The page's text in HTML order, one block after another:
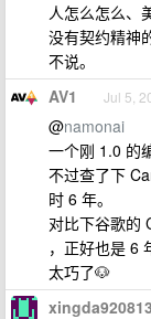
人怎么怎么、
没有契约精神
不说。
AV1 Jul 5,
@namonai
一个刚 1.0 的
不过查了下
时 6 年。
对比下谷歌的
，正好也是 6
太巧了🐶
xingda920813